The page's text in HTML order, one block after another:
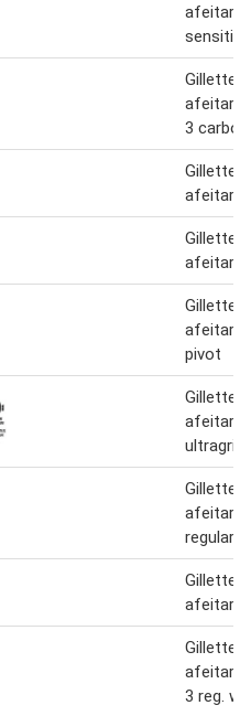
afeitar
Gillette
afeitar
3
Gillette
afeitar
Gillette
afeitar
Gillette
afeitar
pivot
Gillette
afeitar
ultragrip
Gillette
afeitar
regular
Gillette
afeitar
Gillette
afeitar
3 reg.